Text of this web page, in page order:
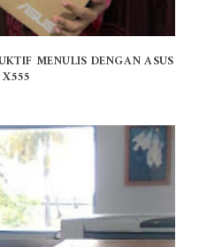
MENULIS DENGAN ASUS
X555